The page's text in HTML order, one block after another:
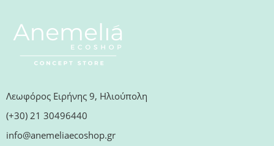
Λεωφόρος Ειρήνης 9, Ηλιούπολη
(+30) 21 30496440
info@anemeliaecoshop.gr